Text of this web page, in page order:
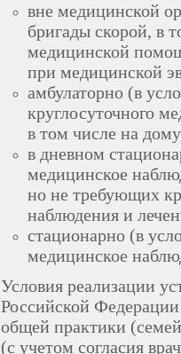
вне медицинской
бригады скорой, в
медицинской
при медицинской
амбулаторно (в
круглосуточного
в том числе на
в дневном
медицинское
но не требующих
наблюдения и
стационарно (в
медицинское
Условия реализации
Российской Федерации
общей практики
(с учетом согласия